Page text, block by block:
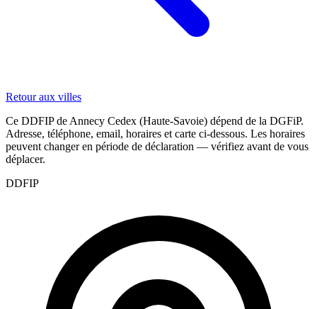
Retour aux villes
Ce DDFIP de Annecy Cedex (Haute-Savoie) dépend de la DGFiP.
Adresse, téléphone, email, horaires et carte ci-dessous. Les horaires
peuvent changer en période de déclaration — vérifiez avant de vous
déplacer.
DDFIP